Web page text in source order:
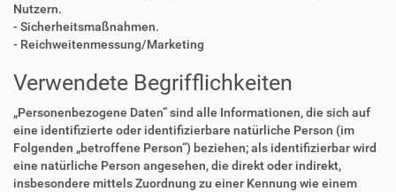
Nutzern.
- Sicherheitsmaßnahmen.
- Reichweitenmessung/Marketing
Verwendete Begrifflichkeiten
„Personenbezogene Daten“ sind alle Informationen, die sich auf
eine identifizierte oder identifizierbare natürliche Person (im
Folgenden „betroffene Person“) beziehen; als identifizierbar wird
eine natürliche Person angesehen, die direkt oder indirekt,
insbesondere mittels Zuordnung zu einer Kennung wie einem